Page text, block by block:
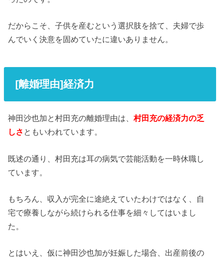
だからこそ、子供を産むという選択肢を捨て、夫婦で歩
んでいく決意を固めていたに違いありません。
[離婚理由]経済力
神田沙也加と村田充の離婚理由は、村田充の経済力の乏
しさ ともいわれています。
既述の通り、村田充は耳の病気で芸能活動を一時休職し
ています。
もちろん、収入が完全に途絶えていたわけではなく、自
宅で療養しながら続けられる仕事を細々してはいまし
た。
とはいえ、仮に神田沙也加が妊娠した場合、出産前後の